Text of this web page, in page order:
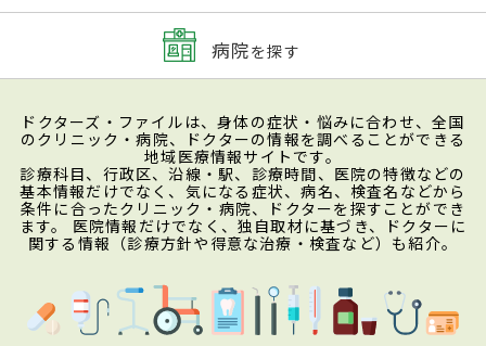
病院を探す
ドクターズ・ファイルは、身体の症状・悩みに合わせ、全国
のクリニック・病院、ドクターの情報を調べることができる
地域医療情報サイトです。
診療科目、行政区、沿線・駅、診療時間、医院の特徴などの
基本情報だけでなく、気になる症状、病名、検査名などから
条件に合ったクリニック・病院、ドクターを探すことができ
ます。 医院情報だけでなく、独自取材に基づき、ドクターに
関する情報（診療方針や得意な治療・検査など）も紹介。